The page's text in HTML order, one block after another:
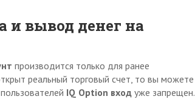
и вывод денег на
производится только для ранее
реальный торговый счет, то вы можете
IQ Option вход уже запрещен.